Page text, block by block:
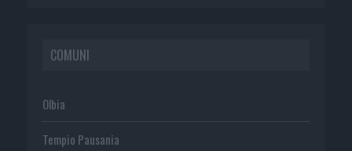
COMUNI
Olbia
Tempio Pausania